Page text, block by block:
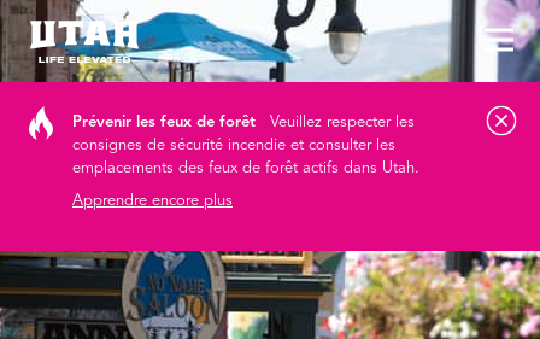
Prévenir les feux de forêt
Veuillez respecter les
consignes de sécurité incendie et consulter les
emplacements des feux de forêt actifs dans Utah.
Apprendre encore plus